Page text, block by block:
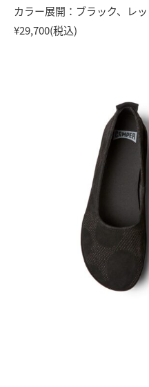
カラー展開：ブラック、レ
¥29,700(税込)